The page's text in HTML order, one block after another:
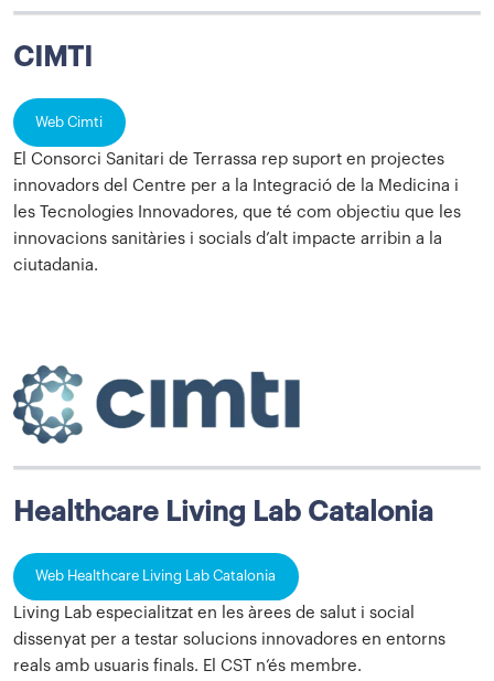
CIMTI
Web Cimti
El Consorci Sanitari de Terrassa rep suport en projectes
innovadors del Centre per a la Integració de la Medicina i
les Tecnologies Innovadores, que té com objectiu que les
innovacions sanitàries i socials d’alt impacte arribin a la
ciutadania.
Healthcare Living Lab Catalonia
Web Healthcare Living Lab Catalonia
Living Lab especialitzat en les àrees de salut i social
dissenyat per a testar solucions innovadores en entorns
reals amb usuaris finals. El CST n’és membre.